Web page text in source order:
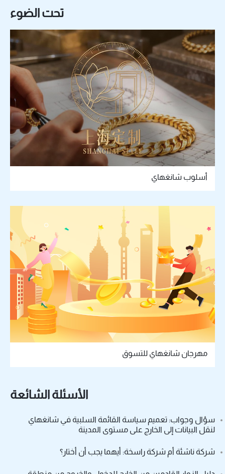
تحت الضوء
أسلوب شانغهاي
مهرجان شانغهاي للتسوق
الأسئلة الشائعة
سؤال وجواب: تعميم سياسة القائمة السلبية في شانغهاي
لنقل البيانات إلى الخارج على مستوى المدينة
شركة ناشئة أم شركة راسخة: أيهما يجب أن أختار؟